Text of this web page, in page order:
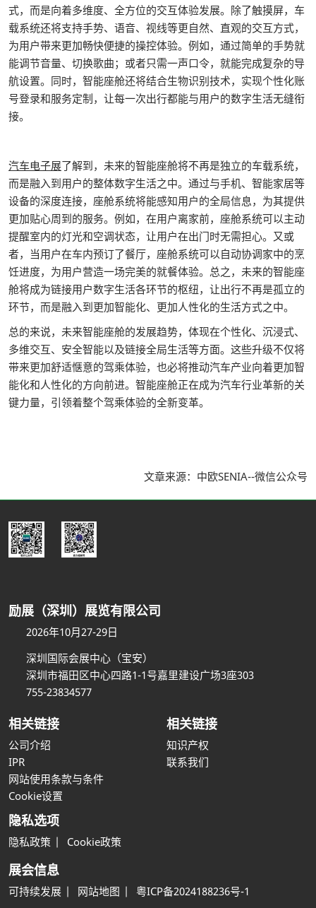
式，而是向着多维度、全方位的交互体验发展。除了触摸屏，车
载系统还将支持手势、语音、视线等更自然、直观的交互方式，
为用户带来更加畅快便捷的操控体验。例如，通过简单的手势就
能调节音量、切换歌曲；或者只需一声口令，就能完成复杂的导
航设置。同时，智能座舱还将结合生物识别技术，实现个性化账
号登录和服务定制，让每一次出行都能与用户的数字生活无缝衔
接。
汽车电子展了解到，未来的智能座舱将不再是独立的车载系统，
而是融入到用户的整体数字生活之中。通过与手机、智能家居等
设备的深度连接，座舱系统将能感知用户的全局信息，为其提供
更加贴心周到的服务。例如，在用户离家前，座舱系统可以主动
提醒室内的灯光和空调状态，让用户在出门时无需担心。又或
者，当用户在车内预订了餐厅，座舱系统可以自动协调家中的烹
饪进度，为用户营造一场完美的就餐体验。总之，未来的智能座
舱将成为链接用户数字生活各环节的枢纽，让出行不再是孤立的
环节，而是融入到更加智能化、更加人性化的生活方式之中。
总的来说，未来智能座舱的发展趋势，体现在个性化、沉浸式、
多维交互、安全智能以及链接全局生活等方面。这些升级不仅将
带来更加舒适惬意的驾乘体验，也必将推动汽车产业向着更加智
能化和人性化的方向前进。智能座舱正在成为汽车行业革新的关
键力量，引领着整个驾乘体验的全新变革。
文章来源：中欧SENIA--微信公众号
励展（深圳）展览有限公司
2026年10月27-29日
深圳国际会展中心（宝安）
深圳市福田区中心四路1-1号嘉里建设广场3座303
755-23834577
相关链接
公司介绍
IPR
网站使用条款与条件
Cookie设置
相关链接
知识产权
联系我们
隐私选项
隐私政策 Cookie政策
展会信息
可持续发展 网站地图 粤ICP备2024188236号-1